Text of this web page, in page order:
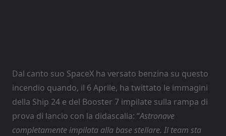
Dal canto suo SpaceX ha versato benzina su questo
incendio quando, il 6 Aprile, ha twittato le immagini
della Ship 24 e del Booster 7 impilate sulla rampa di
prova di lancio con la didascalia: “Astronave
completamente impilata alla base stellare. Il team sta